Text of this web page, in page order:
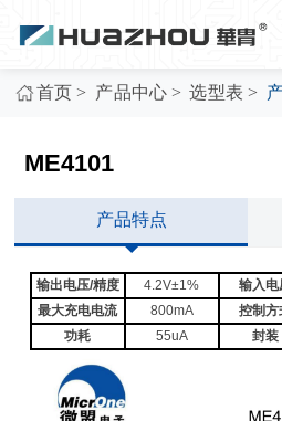
首页 > 产品中心 > 选型表 >
ME4101
产品特点
输出电压/精度 4.2V±1% 输入电
最大充电电流
800mA 控制方
功耗
55uA 封装